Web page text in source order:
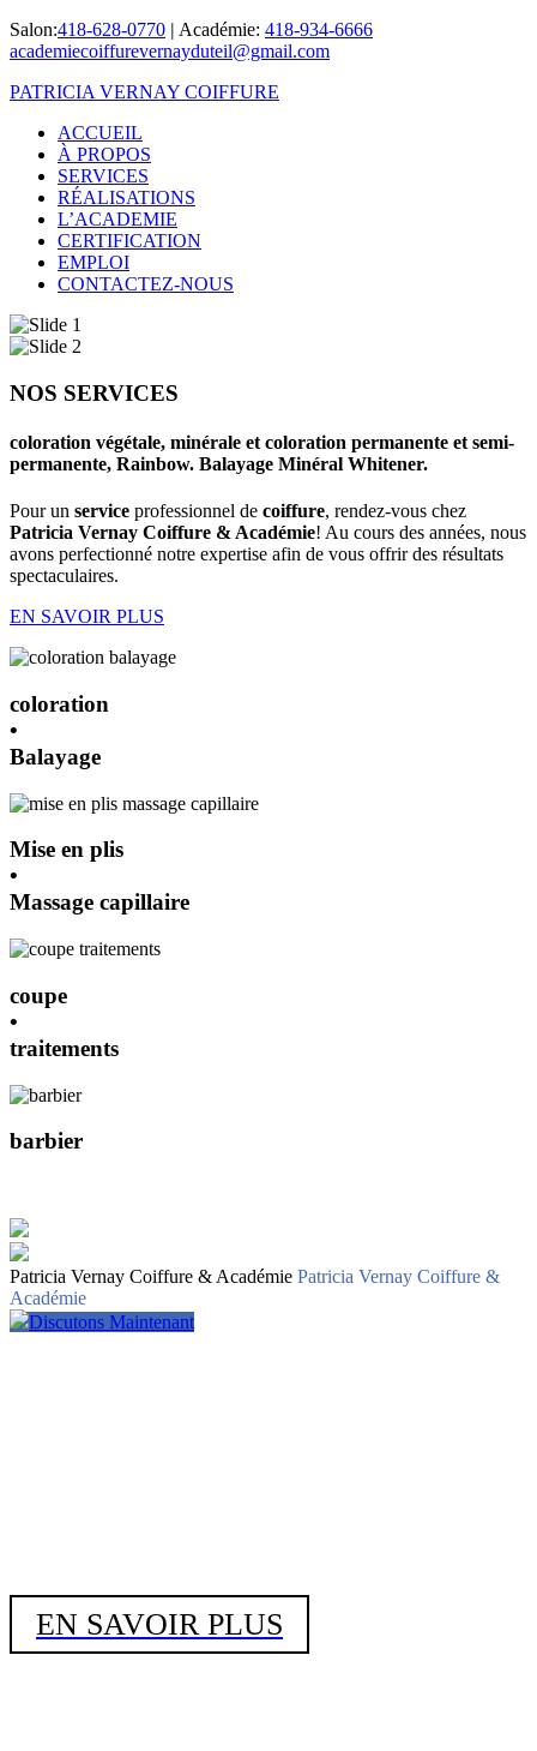
Salon:418-628-0770 | Académie: 418-934-6666
academiecoiffurevernayduteil@gmail.com
PATRICIA VERNAY COIFFURE
ACCUEIL
À PROPOS
SERVICES
RÉALISATIONS
L’ACADEMIE
CERTIFICATION
EMPLOI
CONTACTEZ-NOUS
NOS SERVICES
coloration végétale, minérale et coloration permanente et semi-
permanente, Rainbow. Balayage Minéral Whitener.
Pour un service professionnel de coiffure, rendez-vous chez
Patricia Vernay Coiffure & Académie! Au cours des années, nous
avons perfectionné notre expertise afin de vous offrir des résultats
spectaculaires.
EN SAVOIR PLUS
coloration
•
Balayage
Mise en plis
•
Massage capillaire
coupe
•
traitements
barbier
Patricia Vernay Coiffure & Académie Patricia Vernay Coiffure &
Académie
Discutons Maintenant
EN SAVOIR PLUS